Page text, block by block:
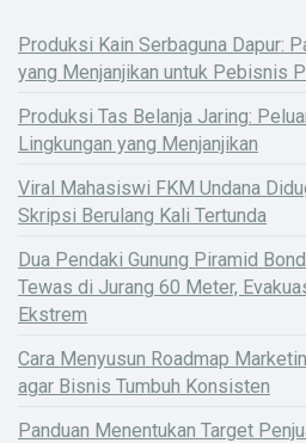
Produksi Kain Serbaguna Dapur:
yang Menjanjikan untuk Pebisnis
Produksi Tas Belanja Jaring:
Lingkungan yang Menjanjikan
Viral Mahasiswi FKM Undana
Skripsi Berulang Kali Tertunda
Dua Pendaki Gunung Piramid
Tewas di Jurang 60 Meter,
Ekstrem
Cara Menyusun Roadmap
agar Bisnis Tumbuh Konsisten
Panduan Menentukan Target